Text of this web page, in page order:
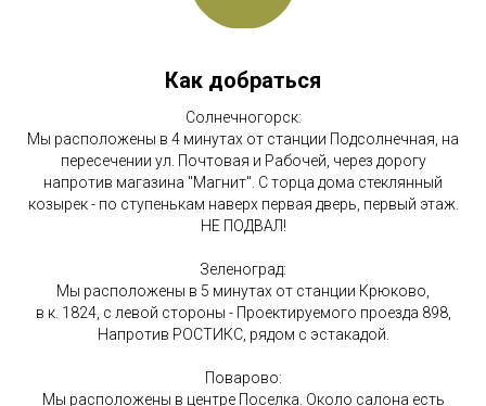
Как добраться
Солнечногорск:
Мы расположены в 4 минутах от станции Подсолнечная, на
пересечении ул. Почтовая и Рабочей, через дорогу
напротив магазина "Магнит". С торца дома стеклянный
козырек - по ступенькам наверх первая дверь, первый этаж.
НЕ ПОДВАЛ!
Зеленоград:
Мы расположены в 5 минутах от станции Крюково,
в к. 1824, с левой стороны - Проектируемого проезда 898,
Напротив РОСТИКС, рядом с эстакадой.
Поварово:
Мы расположены в центре Поселка. Около салона есть